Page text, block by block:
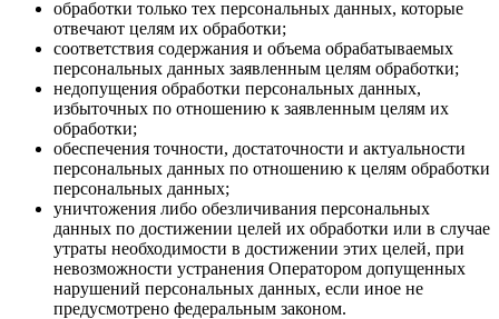
обработки только тех персональных данных, которые
отвечают целям их обработки;
соответствия содержания и объема обрабатываемых
персональных данных заявленным целям обработки;
недопущения обработки персональных данных,
избыточных по отношению к заявленным целям их
обработки;
обеспечения точности, достаточности и актуальности
персональных данных по отношению к целям обработки
персональных данных;
уничтожения либо обезличивания персональных
данных по достижении целей их обработки или в случае
утраты необходимости в достижении этих целей, при
невозможности устранения Оператором допущенных
нарушений персональных данных, если иное не
предусмотрено федеральным законом.